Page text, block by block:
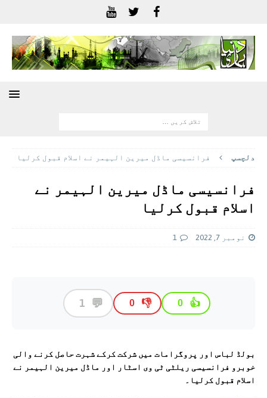
دلچسپ فرانسیسی ماڈل میرین الہیمر نے اسلام قبول کرلیا
فرانسیسی ماڈل میرین الہیمر نے
اسلام قبول کرلیا
نومبر 7, 2022 1
👍
0
👎
0
💬
1
بولڈ لباس اور پروگرامات میں شرکت کرکے شہرت حاصل کرنے والی
خوبرو فرانسیسی ریلٹی ٹی وی اسٹار اور ماڈل میرین الہیمر نے
اسلام قبول کرلیا۔